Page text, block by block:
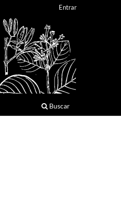
Buscar
Entrar